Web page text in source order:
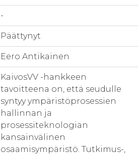
-
Päättynyt
Eero Antikainen
KaivosVV -hankkeen
tavoitteena on, että seudulle
syntyy ympäristöprosessien
hallinnan ja
prosessiteknologian
kansainvälinen
osaamisympäristö. Tutkimus-,